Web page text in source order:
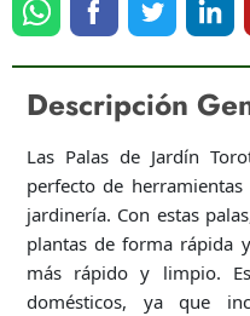
Descripción
Las Palas de Jardín
perfecto de
jardinería. Con estas
plantas de forma rápida
más rápido y limpio.
domésticos, ya que